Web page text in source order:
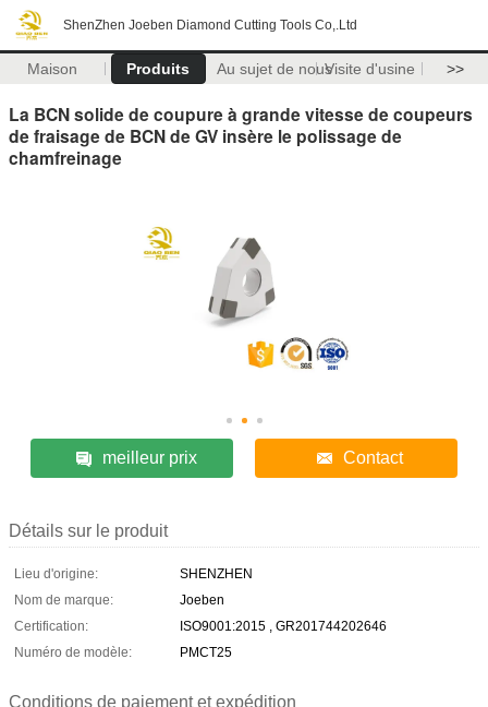
ShenZhen Joeben Diamond Cutting Tools Co,.Ltd
Maison Produits Au sujet de nousVisite d'usine >>
La BCN solide de coupure à grande vitesse de coupeurs
de fraisage de BCN de GV insère le polissage de
chamfreinage
meilleur prix Contact
Détails sur le produit
Lieu d'origine:
SHENZHEN
Nom de marque:
Joeben
Certification:
ISO9001:2015 , GR201744202646
Numéro de modèle:
PMCT25
Conditions de paiement et expédition